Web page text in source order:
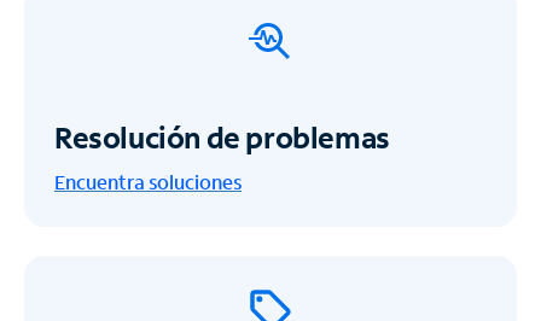
Resolución de problemas
Encuentra soluciones